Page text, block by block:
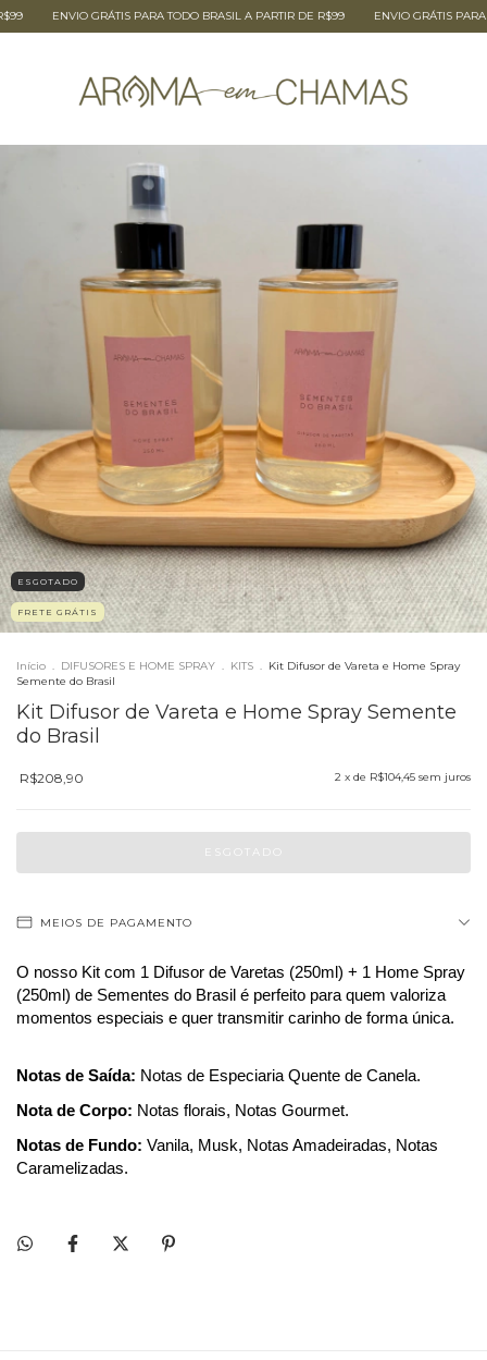
GRÁTIS PARA TODO BRASIL A PARTIR DE R$99 ENVIO GRÁTIS PARA TODO
ESGOTADO
FRETE GRÁTIS
Início . DIFUSORES E HOME SPRAY . KITS . Kit Difusor de Vareta e Home Spray
Semente do Brasil
Kit Difusor de Vareta e Home Spray Semente
do Brasil
R$208,90 2 x de R$104,45 sem juros
MEIOS DE PAGAMENTO
O nosso Kit com 1 Difusor de Varetas (250ml) + 1 Home Spray
(250ml) de Sementes do Brasil é perfeito para quem valoriza
momentos especiais e quer transmitir carinho de forma única.
Notas de Saída: Notas de Especiaria Quente de Canela.
Nota de Corpo: Notas florais, Notas Gourmet.
Notas de Fundo: Vanila, Musk, Notas Amadeiradas, Notas
Caramelizadas.